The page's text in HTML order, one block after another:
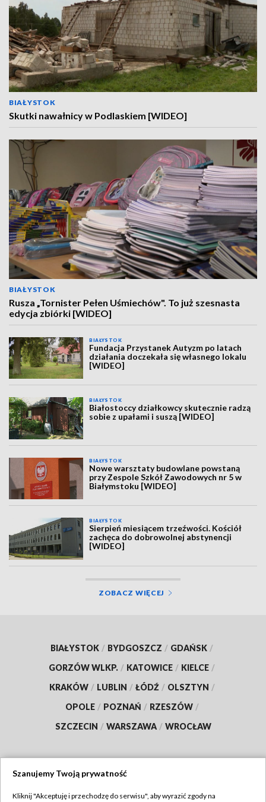
BIAŁYSTOK
Skutki nawałnicy w Podlaskiem [WIDEO]
BIAŁYSTOK
Rusza „Tornister Pełen Uśmiechów". To już szesnasta
edycja zbiórki [WIDEO]
BIAŁYSTOK
Fundacja Przystanek Autyzm po latach
działania doczekała się własnego lokalu
[WIDEO]
BIAŁYSTOK
Białostoccy działkowcy skutecznie radzą
sobie z upałami i suszą [WIDEO]
BIAŁYSTOK
Nowe warsztaty budowlane powstaną
przy Zespole Szkół Zawodowych nr 5 w
Białymstoku [WIDEO]
BIAŁYSTOK
Sierpień miesiącem trzeźwości. Kościół
zachęca do dobrowolnej abstynencji
[WIDEO]
ZOBACZ WIĘCEJ
BIAŁYSTOK / BYDGOSZCZ / GDAŃSK /
GORZÓW WLKP. / KATOWICE / KIELCE /
KRAKÓW / LUBLIN / ŁÓDŹ / OLSZTYN /
OPOLE / POZNAŃ / RZESZÓW /
SZCZECIN / WARSZAWA / WROCŁAW
Szanujemy Twoją prywatność
Kliknij "Akceptuję i przechodzę do serwisu", aby wyrazić zgody na